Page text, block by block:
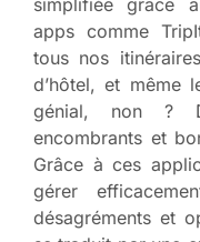
apps comme
tous nos
d’hôtel, et même
génial, non ?
encombrants et
Grâce à ces
gérer
désagréments et